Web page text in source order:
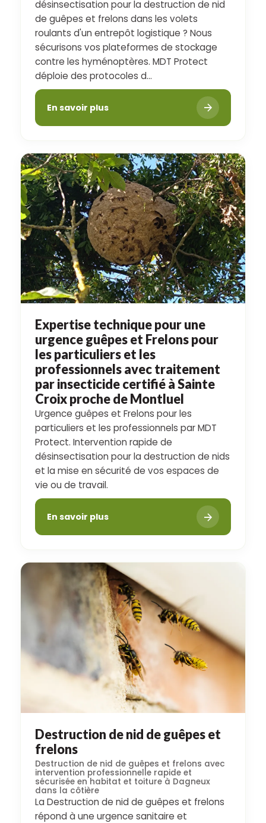
désinsectisation pour la destruction de nid
de guêpes et frelons dans les volets
roulants d'un entrepôt logistique ? Nous
sécurisons vos plateformes de stockage
contre les hyménoptères. MDT Protect
déploie des protocoles d...
En savoir plus
Expertise technique pour une
urgence guêpes et Frelons pour
les particuliers et les
professionnels avec traitement
par insecticide certifié à Sainte
Croix proche de Montluel
Urgence guêpes et Frelons pour les
particuliers et les professionnels par MDT
Protect. Intervention rapide de
désinsectisation pour la destruction de nids
et la mise en sécurité de vos espaces de
vie ou de travail.
En savoir plus
Destruction de nid de guêpes et
frelons
Destruction de nid de guêpes et frelons avec
intervention professionnelle rapide et
sécurisée en habitat et toiture à Dagneux
dans la côtière
La Destruction de nid de guêpes et frelons
répond à une urgence sanitaire et